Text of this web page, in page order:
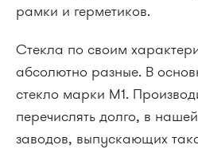
рамки и герметиков.
Стекла по своим
абсолютно разные. В
стекло марки М1.
перечислять долго, в
заводов, выпускающих